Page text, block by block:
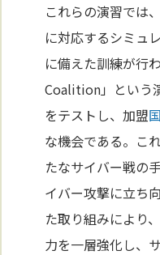
これらの演習では
に対応するシミュ
に備えた訓練が行
Coalition」という
をテストし、加盟国
な機会である。こ
たなサイバー戦の
イバー攻撃に立ち
た取り組みにより、
力を一層強化し、